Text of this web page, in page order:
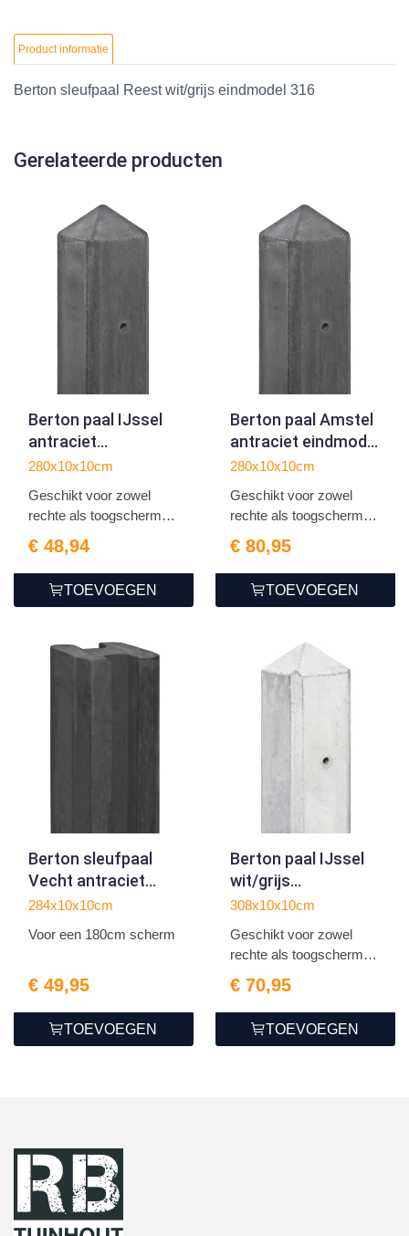
Product informatie
Berton sleufpaal Reest wit/grijs eindmodel 316
Gerelateerde producten
Berton paal IJssel
antraciet
tussenmodel 280
280x10x10cm
Geschikt voor zowel
rechte als toogschermen
€ 48,94
TOEVOEGEN
Berton paal Amstel
antraciet eindmodel
280
280x10x10cm
Geschikt voor zowel
rechte als toogschermen
€ 80,95
TOEVOEGEN
Berton sleufpaal
Vecht antraciet
eindmodel 284
284x10x10cm
Voor een 180cm scherm
€ 49,95
TOEVOEGEN
Berton paal IJssel
wit/grijs
tussenmodel 308
308x10x10cm
Geschikt voor zowel
rechte als toogschermen
€ 70,95
TOEVOEGEN